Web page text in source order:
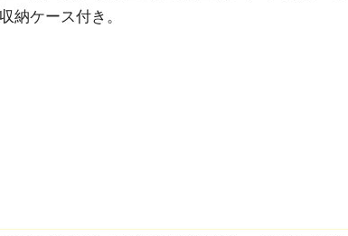
納ケース付き。